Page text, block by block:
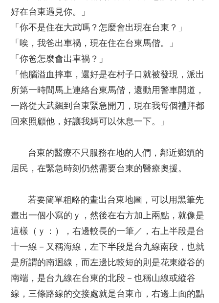
好在台東遇見你。」
「你不是住在大武嗎？怎麼會出現在台東？」
「唉，我爸出車禍，現在住在台東馬偕。」
「你爸怎麼會出車禍？」
「他腦溢血摔車，還好是在村子口就被發現，派出
所第一時間馬上連絡台東馬偕，還動用警車開道，
一路從大武飆到台東緊急開刀，現在我每個禮拜都
回來照顧他，好讓我媽可以休息一下。」
台東的醫療不只服務在地的人們，鄰近鄉鎮的
居民，在緊急時刻仍然需要台東的醫療奧援。
若要簡單粗略的畫出台東地圖，可以用黑筆先
畫出一個小寫的ｙ，然後在右方加上兩點，就像是
這樣（ｙ：），右邊較長的一筆／，右上半段是台
十一線－又稱海線，左下半段是台九線南段，也就
是所謂的南迴線，而左邊比較短的則是花東縱谷的
南端，是台九線在台東的北段－也稱山線或縱谷
線，三條路線的交接處就是台東市，右邊上面的點